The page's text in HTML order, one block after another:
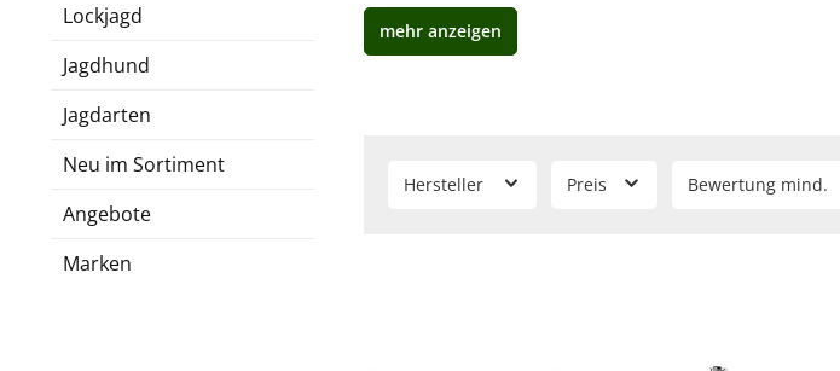
Lockjagd
Jagdhund
Jagdarten
Neu im Sortiment
Angebote
Marken
Futterspiralen gibt es in verschiedenen Gewindearten:
geschraubt und befüllen sich dadurch automatisch so
Hersteller Preis Bewertung mind.